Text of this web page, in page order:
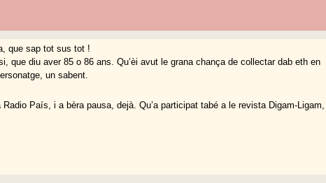
que sap tot sus tot !
que diu aver 85 o 86 ans. Qu’èi avut le grana chança de collectar dab eth en
un sabent.
País, i a bèra pausa, dejà. Qu’a participat tabé a le revista Digam-Ligam,